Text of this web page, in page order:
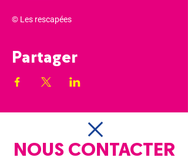
© Les rescapées
Partager
NOUS CONTACTER